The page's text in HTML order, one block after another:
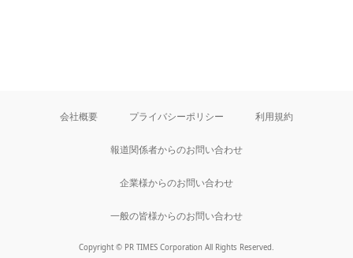
会社概要 プライバシーポリシー 利用規約
報道関係者からのお問い合わせ
企業様からのお問い合わせ
一般の皆様からのお問い合わせ
Copyright © PR TIMES Corporation All Rights Reserved.